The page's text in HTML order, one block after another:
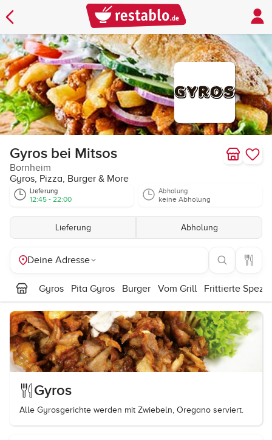
Gyros bei Mitsos
Bornheim
Gyros, Pizza, Burger & More
Lieferung
12:45 - 22:00
Abholung
keine Abholung
Lieferung Abholung
Deine Adresse
Gyros Pita Gyros Burger Vom Grill Frittierte
Gyros
Alle Gyrosgerichte werden mit Zwiebeln, Oregano serviert.